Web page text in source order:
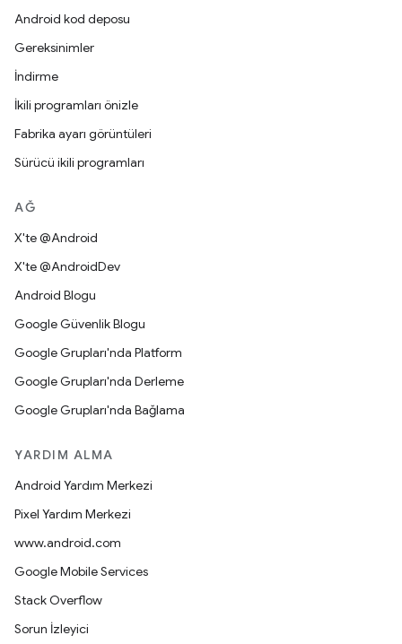
Android kod deposu
Gereksinimler
İndirme
İkili programları önizle
Fabrika ayarı görüntüleri
Sürücü ikili programları
AĞ
X'te @Android
X'te @AndroidDev
Android Blogu
Google Güvenlik Blogu
Google Grupları'nda Platform
Google Grupları'nda Derleme
Google Grupları'nda Bağlama
YARDIM ALMA
Android Yardım Merkezi
Pixel Yardım Merkezi
www.android.com
Google Mobile Services
Stack Overflow
Sorun İzleyici